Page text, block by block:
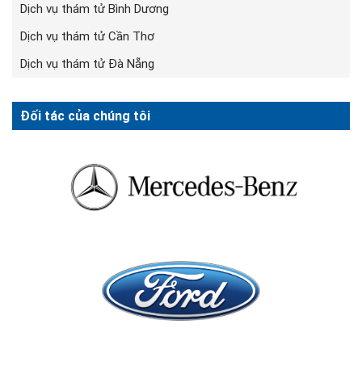
Dịch vụ thám tử Bình Dương
Dịch vụ thám tử Cần Thơ
Dịch vụ thám tử Đà Nẵng
Đối tác của chúng tôi